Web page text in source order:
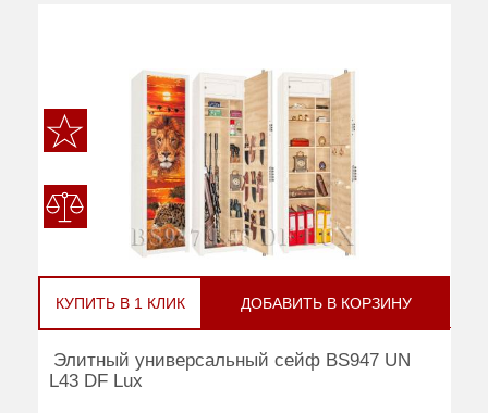
КУПИТЬ В 1 КЛИК ДОБАВИТЬ В КОРЗИНУ
Элитный универсальный сейф BS947 UN
L43 DF Lux